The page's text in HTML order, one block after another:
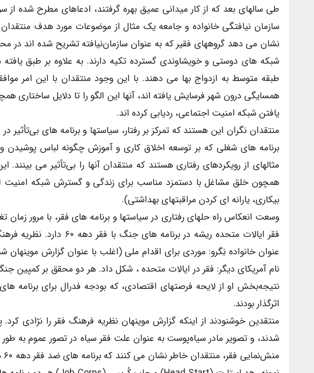
طی سالهای بعد که از کار میدانی عمیق بهره گرفتند، ادعاهای مطرح شده
سازمان نیافتگی خانواده و جامعه یک مثال از موضوعات مورد هدف
نشان می دهد گروههای فقیر که به عنوان سازمان‌نیافته تشریح شده اند در
شبکه های دوستی و خویشاوندی گسترده تکیه دارند. به علاوه بر طبق یافته
طبقه متوسط به ازدواج بها می دهند. با این وجود منتقدان با این امر
همسایگی درون شهر فرسایش یافته اند، آنها این الگو را تا دلایل
یافتن شبکه امنیت اجتماعی، ردیابی کرده اند.
منتقدان نگران این هستند که تمرکز بر رفتار، سیاستها و برنامه های بی‌تأثیر
برنامه های شغلی که بر توسعه اخلاق کاری و آموزش چگونه لباس پوشیدن و
مثالهای از رویکردهای رفتاری هستند که منتقدان آنها را بی‌تأثیر می
همچون خلق مشاغل با دستمزد مناسب برای زندگی و گسترش شبکه امنیت
بیکاری، یارانه ای کردن مراقبتهای بهداشتی).
وسعت انعکاس راه حلهای رفتاری در سیاستها و برنامه های فقر، با مرور زمان
فقر ایالات متحده ریشه در
نام آمریکای دیگر: فقر در ایالات متحده ، شکل داد. هر دو محقق بر کمپین
نتیجه‌بخش او از لایحه فرصتهای اقتصادی، که بودجه فدرال برای برنامه
اثرگذار بودند.
منتقدین خوشنودند از اینکه گزارش موینهان نظریه فرهنگ فقر را نژادی
شدند، و تصویر مادر سیاه‌پوست به عنوان علت فقر سیاه در تصور عموم به